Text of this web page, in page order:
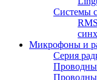
Системы
Микрофоны и
Серия